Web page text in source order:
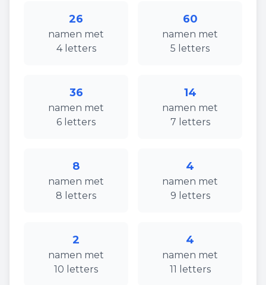
26
namen met
4letters
60
namen met
5 letters
36
namen met
6 letters
14
namen met
7 letters
8
namen met
8 letters
4
namen met
9 letters
2
namen met
10 letters
4
namen met
11 letters